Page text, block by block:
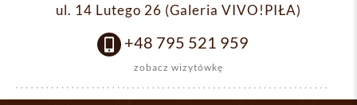
ul. 14 Lutego 26 (Galeria VIVO!PIŁA)
+48 795 521 959
zobacz wizytówkę